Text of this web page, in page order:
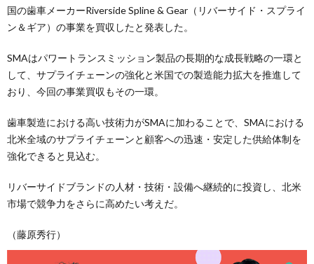
国の歯車メーカーRiverside Spline & Gear（リバーサイド・スプライ
ン＆ギア）の事業を買収したと発表した。
SMAはパワートランスミッション製品の長期的な成長戦略の一環と
して、サプライチェーンの強化と米国での製造能力拡大を推進して
おり、今回の事業買収もその一環。
歯車製造における高い技術力がSMAに加わることで、SMAにおける
北米全域のサプライチェーンと顧客への迅速・安定した供給体制を
強化できると見込む。
リバーサイドブランドの人材・技術・設備へ継続的に投資し、北米
市場で競争力をさらに高めたい考えだ。
（藤原秀行）